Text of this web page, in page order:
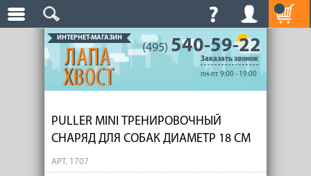
ИНТЕРНЕТ-МАГАЗИН
(495) 540-59-22
Заказать звонок
пн-пт 9:00 - 19:00
PULLER MINI ТРЕНИРОВОЧНЫЙ
СНАРЯД ДЛЯ СОБАК ДИАМЕТР 18 СМ
АРТ. 1707